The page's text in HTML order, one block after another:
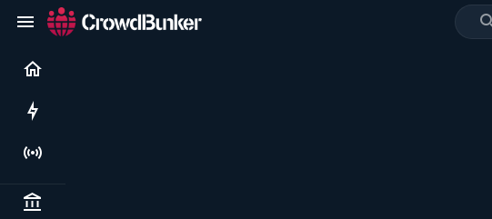
Live
Politics & institutions